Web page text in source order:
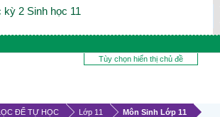
2 Sinh học 11
Tùy chọn hiển thị chủ đề
ĐỂ TỰ HỌC Lớp 11 Môn Sinh Lớp 11